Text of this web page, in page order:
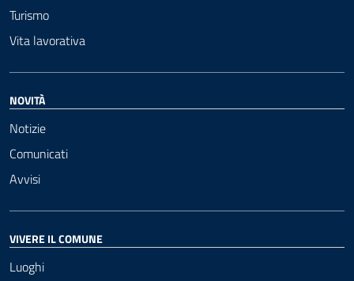
Turismo
Vita lavorativa
NOVITÀ
Notizie
Comunicati
Avvisi
VIVERE IL COMUNE
Luoghi